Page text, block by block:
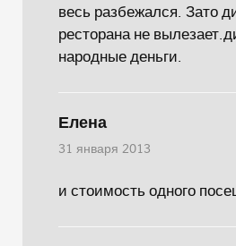
весь разбежался. Зато
ресторана не
народные деньги.
Елена
31 января 2013
и стоимость одного